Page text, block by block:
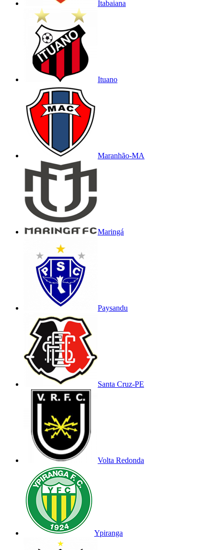
Itabaiana
Ituano
Maranhão-MA
Maringá
Paysandu
Santa Cruz-PE
Volta Redonda
Ypiranga